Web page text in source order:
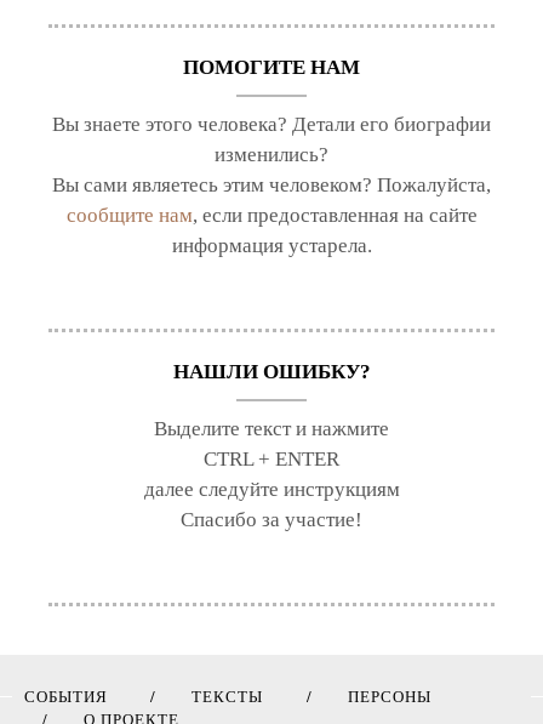
ПОМОГИТЕ НАМ
Вы знаете этого человека? Детали его биографии
изменились?
Вы сами являетесь этим человеком? Пожалуйста,
сообщите нам, если предоставленная на сайте
информация устарела.
НАШЛИ ОШИБКУ?
Выделите текст и нажмите
CTRL + ENTER
далее следуйте инструкциям
Спасибо за участие!
СОБЫТИЯ ТЕКСТЫ
ПЕРСОНЫ
О ПРОЕКТЕ